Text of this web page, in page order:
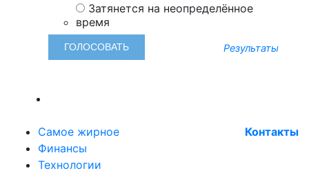
Затянется на неопределённое
время
Результаты
Самое жирное
Финансы
Технологии
Контакты